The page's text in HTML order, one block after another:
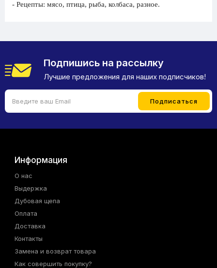
- Рецепты: мясо, птица, рыба, колбаса, разное.
Подпишись на рассылку
Лучшие предложения для наших подписчиков!
Информация
О нас
Выдержка
Дубовая щепа
Оплата
Доставка
Контакты
Замена и возврат товара
Как совершить покупку?